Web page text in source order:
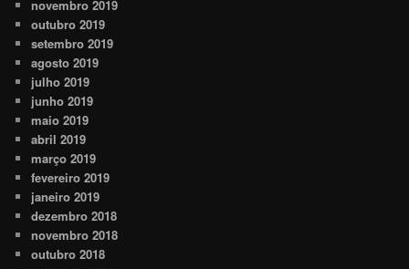
novembro 2019
outubro 2019
setembro 2019
agosto 2019
julho 2019
junho 2019
maio 2019
abril 2019
março 2019
fevereiro 2019
janeiro 2019
dezembro 2018
novembro 2018
outubro 2018